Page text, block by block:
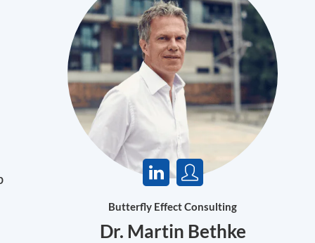
Butterfly Effect Consulting
Dr. Martin Bethke